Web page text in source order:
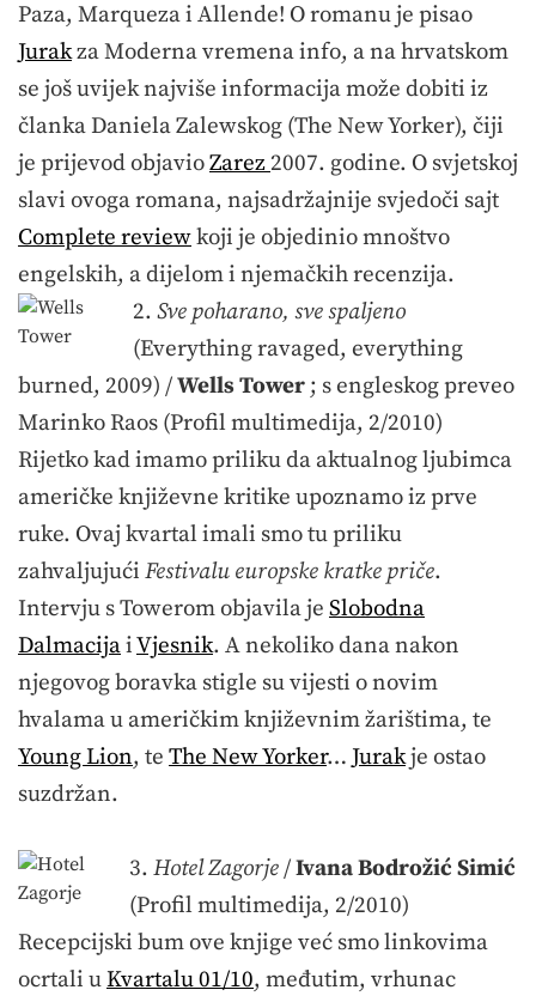
Paza, Marqueza i Allende! O romanu je pisao
Jurakza Moderna vremena info, a na hrvatskom
se još uvijek najviše informacija može dobiti iz
članka Daniela Zalewskog (The New Yorker), čiji
je prijevod objavioZarez 2007. godine. O svjetskoj
slavi ovoga romana, najsadržajnije svjedoči sajt
Complete reviewkoji je objedinio mnoštvo
engelskih, a dijelom i njemačkih recenzija.
2. Sve poharano, sve spaljeno
(Everything ravaged, everything
burned, 2009) /Wells Tower ; s engleskog preveo
Marinko Raos (Profil multimedija, 2/2010)
Rijetko kad imamo priliku da aktualnog ljubimca
američke književne kritike upoznamo iz prve
ruke. Ovaj kvartal imali smo tu priliku
zahvaljujući Festivalu europske kratke priče.
Intervju s Towerom objavila je Slobodna
DalmacijaiVjesnik. A nekoliko dana nakon
njegovog boravka stigle su vijesti o novim
hvalama u američkim književnim žarištima, te
Young Lion, te The New Yorker… Jurakje ostao
suzdržan.
3. Hotel Zagorje/Ivana Bodrožić Simić
(Profil multimedija, 2/2010)
Recepcijski bum ove knjige već smo linkovima
ocrtali uKvartalu 01/10, međutim, vrhunac